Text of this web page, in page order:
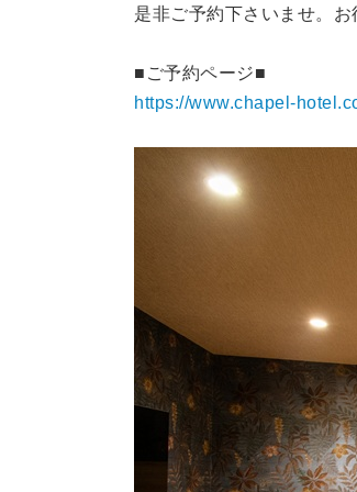
是非ご予約下さいませ。お
■ご予約ページ■
https://www.chapel-